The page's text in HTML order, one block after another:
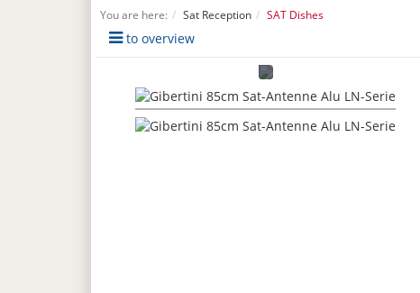
You are here: Sat Reception SAT Dishes
to overview